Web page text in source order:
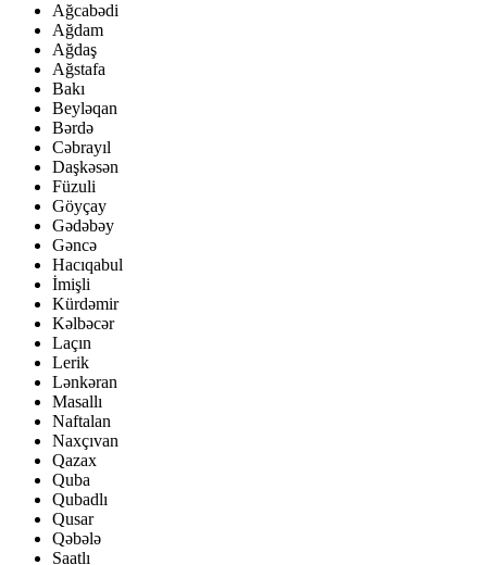
Ağcabədi
Ağdam
Ağdaş
Ağstafa
Bakı
Beyləqan
Bərdə
Cəbrayıl
Daşkəsən
Füzuli
Göyçay
Gədəbəy
Gəncə
Hacıqabul
İmişli
Kürdəmir
Kəlbəcər
Laçın
Lerik
Lənkəran
Masallı
Naftalan
Naxçıvan
Qazax
Quba
Qubadlı
Qusar
Qəbələ
Saatlı